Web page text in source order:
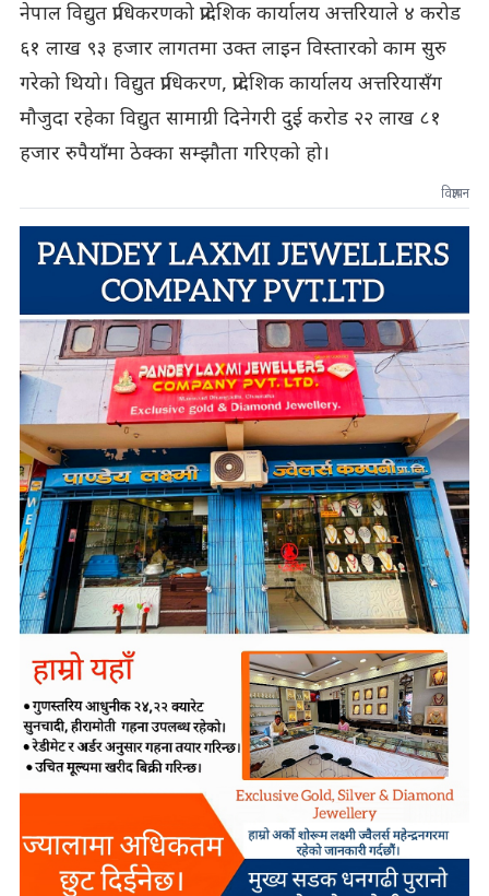
नेपाल विद्युत प्राधिकरणको प्रादेशिक कार्यालय अत्तरियाले ४ करोड
६१ लाख ९३ हजार लागतमा उक्त लाइन विस्तारको काम सुरु
गरेको थियो। विद्युत प्राधिकरण, प्रादेशिक कार्यालय अत्तरियासँग
मौजुदा रहेका विद्युत सामाग्री दिनेगरी दुई करोड २२ लाख ८१
हजार रुपैयाँमा ठेक्का सम्झौता गरिएको हो।
विज्ञापन